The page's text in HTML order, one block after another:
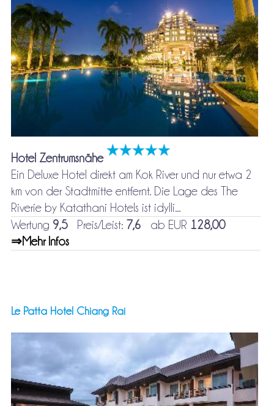
Hotel Zentrumsnähe
Ein Deluxe Hotel direkt am Kok River und nur etwa 2
km von der Stadtmitte entfernt. Die Lage des The
Riverie by Katathani Hotels ist idylli...
Wertung 9,5Preis/Leist: 7,6 ab EUR 128,00
⇒Mehr Infos
Le Patta Hotel Chiang Rai